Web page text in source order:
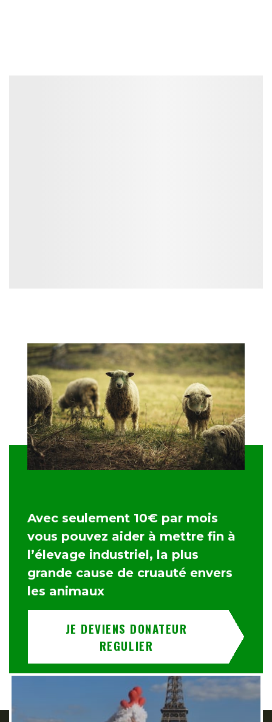
Avec seulement 10€ par mois
vous pouvez aider à mettre fin à
l’élevage industriel, la plus
grande cause de cruauté envers
les animaux
JE DEVIENS DONATEUR
REGULIER